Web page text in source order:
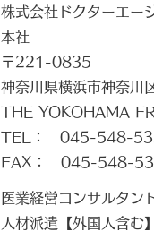
株式会社ドクターエー
本社
〒221-0835
神奈川県横浜市神奈川
THE YOKOHAMA
TEL： 045-548-
FAX： 045-548-
医業経営コンサルタ
人材派遣【外国人含